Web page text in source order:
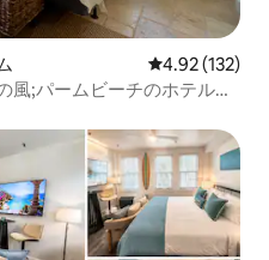
レビュー132
4.92 (132)
風;パームビーチのホテルの